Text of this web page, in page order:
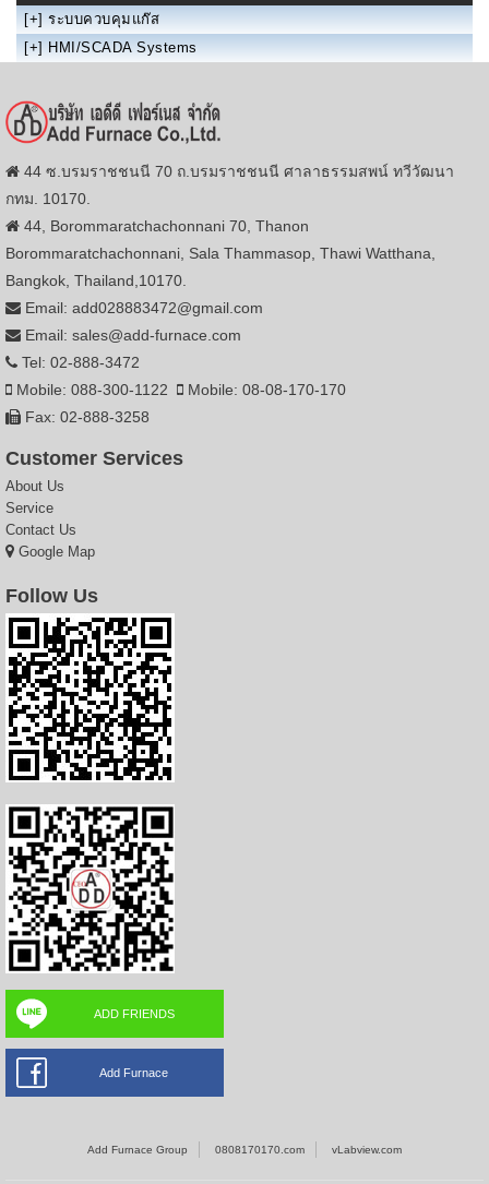
[+] ระบบควบคุมแก๊ส
[+] HMI/SCADA Systems
44 ซ.บรมราชชนนี 70 ถ.บรมราชชนนี ศาลาธรรมสพน์ ทวีวัฒนา
กทม. 10170.
44, Borommaratchachonnani 70, Thanon
Borommaratchachonnani, Sala Thammasop, Thawi Watthana,
Bangkok, Thailand,10170.
Email: add028883472@gmail.com
Email: sales@add-furnace.com
Tel: 02-888-3472
Mobile: 088-300-1122
Mobile: 08-08-170-170
Fax: 02-888-3258
Customer Services
About Us
Service
Contact Us
Google Map
Follow Us
ADD FRIENDS
Add Furnace
Add Furnace Group 0808170170.com vLabview.com